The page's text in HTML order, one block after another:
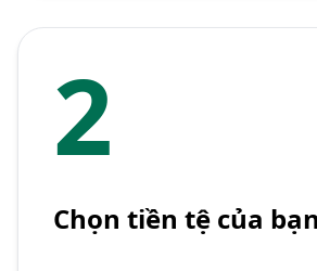
2
Chọn tiền tệ của bạn